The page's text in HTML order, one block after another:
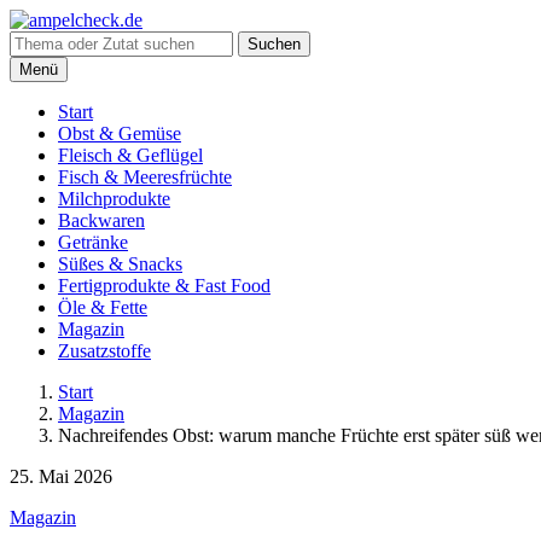
Suche
nach:
Suchen
Menü
Start
Obst & Gemüse
Fleisch & Geflügel
Fisch & Meeresfrüchte
Milchprodukte
Backwaren
Getränke
Süßes & Snacks
Fertigprodukte & Fast Food
Öle & Fette
Magazin
Zusatzstoffe
Start
Magazin
Nachreifendes Obst: warum manche Früchte erst später süß
25. Mai 2026
Magazin